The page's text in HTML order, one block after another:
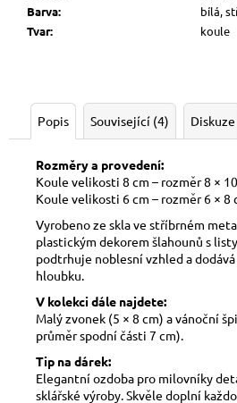
Barva:
bílá,
Tvar: koule
Popis Související (4) Diskuze
Rozměry a provedení:
Koule velikosti 8 cm – rozměr 8 ×
Koule velikosti 6 cm – rozměr 6 × 8
Vyrobeno ze skla ve stříbrném
plastickým dekorem šlahounů s
podtrhuje noblesní vzhled a
hloubku.
V kolekci dále najdete:
Malý zvonek (5 × 8 cm) a vánoční
průměr spodní části 7 cm).
Tip na dárek:
Elegantní ozdoba pro milovníky
sklářské výroby. Skvěle doplní